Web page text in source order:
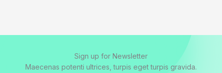
Sign up for Newsletter
Maecenas potenti ultrices, turpis eget turpis gravida.